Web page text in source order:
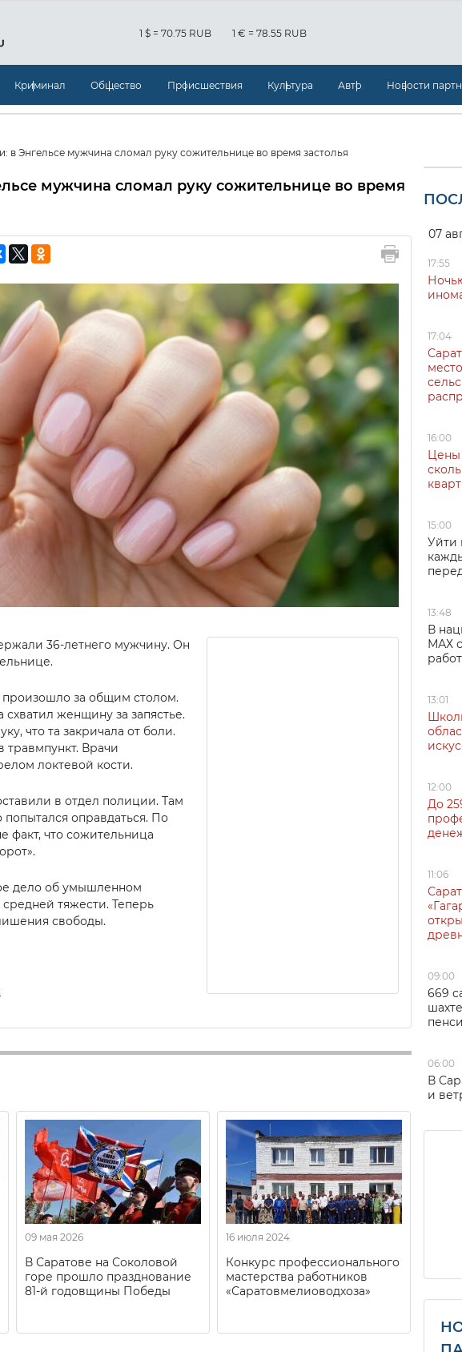
1 $ = 70.75 RUB 1 € = 78.55 RUB
Криминал Общество Происшествия Культура Авто Новости
в Энгельсе мужчина сломал руку сожительнице во время застолья
мужчина сломал руку сожительнице во время
36-летнего мужчину. Он
за общим столом.
женщину за запястье.
что та закричала от боли.
Врачи
локтевой кости.
в отдел полиции. Там
оправдаться. По
факт, что сожительница
дело об умышленном
тяжести. Теперь
свободы.
09 мая 2026
В Саратове на Соколовой
горе прошло празднование
81-й годовщины Победы
16 июля 2024
Конкурс профессионального
мастерства работников
«Саратовмелиоводхоза»
07
17:55
17:04
16:00
Цены
15:00
Уйти
13:48
В
МАХ
13:01
12:00
До
11:06
09:00
669
06:00
В
и